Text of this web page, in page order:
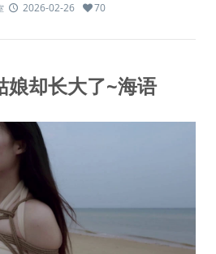
2026-02-26 70
娘却长大了~海语